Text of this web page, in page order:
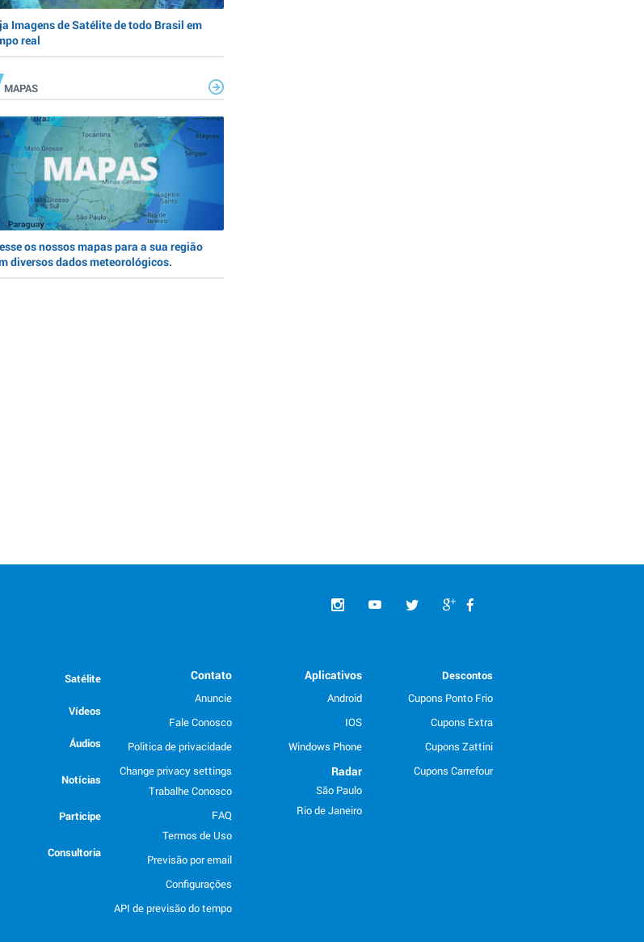
Imagens de Satélite de todo Brasil em
real
MAPAS
os nossos mapas para a sua região
diversos dados meteorológicos.
Descontos
Cupons Ponto Frio
Cupons Extra
Cupons Zattini
Cupons Carrefour
Aplicativos
Android
IOS
Windows Phone
Radar
São Paulo
Rio de Janeiro
Contato
Anuncie
Fale Conosco
Politica de privacidade
Change privacy settings
Trabalhe Conosco
FAQ
Termos de Uso
Previsão por email
Configurações
API de previsão do tempo
Satélite
Vídeos
Áudios
Notícias
Participe
Consultoria